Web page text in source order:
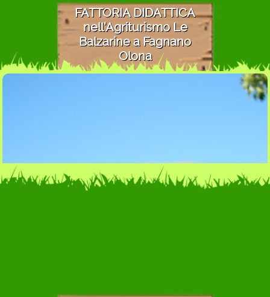
FATTORIA DIDATTICA
nell'Agriturismo Le
Balzarine a Fagnano
Olona